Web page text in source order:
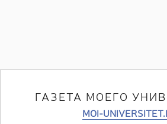
ГАЗЕТА МОЕГО
MOI-